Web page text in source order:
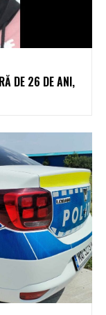
DE 26 DE ANI,